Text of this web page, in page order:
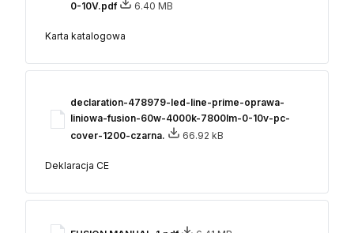
0-10V.pdf
6.40 MB
Karta katalogowa
declaration-478979-led-line-prime-oprawa-
liniowa-fusion-60w-4000k-7800lm-0-10v-pc-
cover-1200-czarna.
66.92 kB
Deklaracja CE